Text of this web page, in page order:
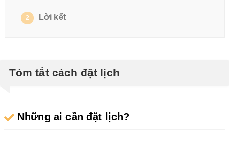
2 Lời kết
Tóm tắt cách đặt lịch
Những ai cần đặt lịch?